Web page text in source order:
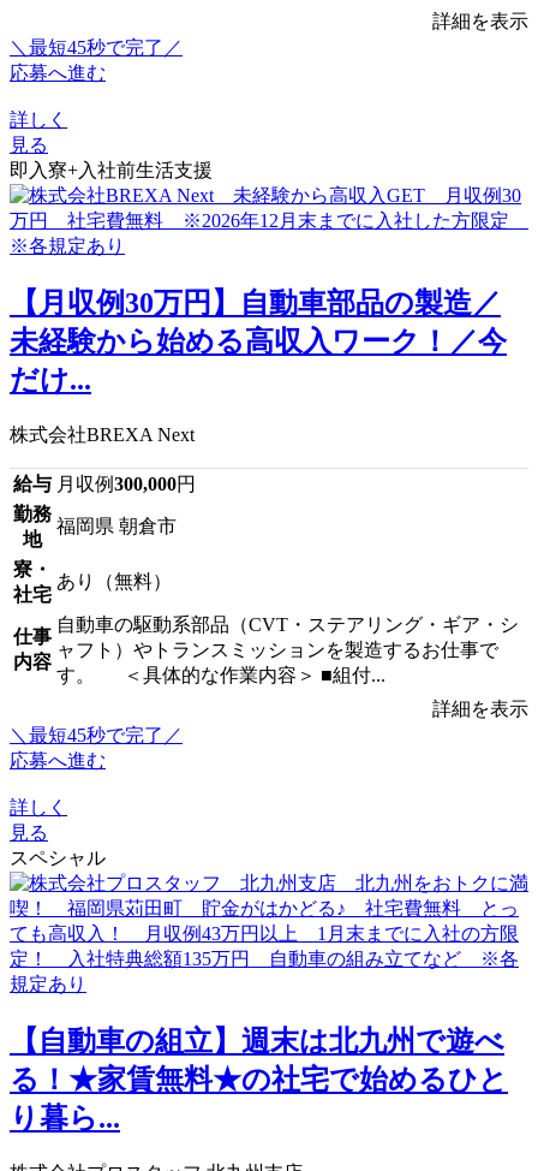
詳細を表示
＼最短45秒で完了／
応募へ進む
詳しく
見る
即入寮+入社前生活支援
【月収例30万円】自動車部品の製造／
未経験から始める高収入ワーク！／今
だけ...
株式会社BREXA Next
給与 月収例300,000円
勤務
地
福岡県 朝倉市
寮・
社宅
あり（無料）
仕事
内容
自動車の駆動系部品（CVT・ステアリング・ギア・シ
ャフト）やトランスミッションを製造するお仕事で
す。 ＜具体的な作業内容＞ ■組付...
詳細を表示
＼最短45秒で完了／
応募へ進む
詳しく
見る
スペシャル
【自動車の組立】週末は北九州で遊べ
る！★家賃無料★の社宅で始めるひと
り暮ら...